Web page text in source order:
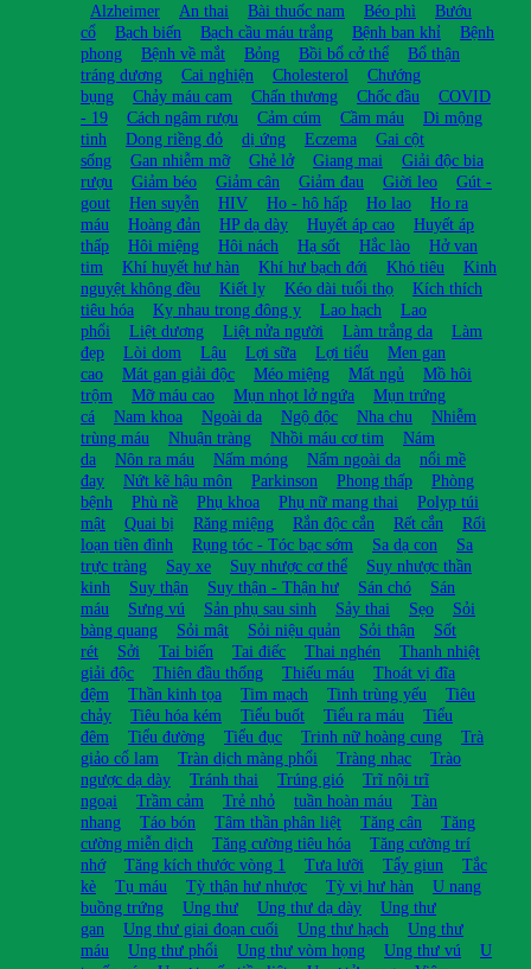
Alzheimer An thai Bài thuốc nam Béo phì
Bướu
cổ
Bạch biến Bạch cầu máu trắng Bệnh ban khỉ
Bệnh
phong
Bệnh về mắt Bỏng Bồi bổ cở thể
Bổ thận
tráng dương
Cai nghiện Cholesterol
Chướng
bụng
Chảy máu cam Chấn thương Chốc đầu
COVID
- 19
Cách ngâm rượu Cảm cúm Cầm máu
Di mộng
tinh
Dong riềng đỏ dị ứng Eczema
Gai cột
sống
Gan nhiễm mỡ Ghẻ lở Giang mai
Giải độc bia
rượu
Giảm béo Giảm cân Giảm đau Giời leo
Gút -
gout
Hen suyễn HIV Ho - hô hấp Ho lao
Ho ra
máu
Hoàng đản HP dạ dày Huyết áp cao
Huyết áp
thấp
Hôi miệng Hôi nách Hạ sốt Hắc lào
Hở van
tim
Khí huyết hư hàn Khí hư bạch đới Khó tiêu
Kinh
nguyệt không đều
Kiết lỵ Kéo dài tuổi thọ
Kích thích
tiêu hóa
Kỵ nhau trong đông y Lao hạch
Lao
phổi
Liệt dương Liệt nửa người Làm trắng da
Làm
đẹp
Lòi dom Lậu Lợi sữa Lợi tiểu
Men gan
cao
Mát gan giải độc Méo miệng Mất ngủ
Mồ hôi
trộm
Mỡ máu cao Mụn nhọt lở ngứa
Mụn trứng
cá
Nam khoa Ngoài da Ngộ độc Nha chu
Nhiễm
trùng máu
Nhuận tràng Nhồi máu cơ tim
Nám
da
Nôn ra máu Nấm móng Nấm ngoài da
nổi mề
đay
Nứt kẽ hậu môn Parkinson Phong thấp
Phòng
bệnh
Phù nề Phụ khoa Phụ nữ mang thai
Polyp túi
mật
Quai bị Răng miệng Rắn độc cắn Rết cắn
Rối
loạn tiền đình
Rụng tóc - Tóc bạc sớm Sa dạ con
Sa
trực tràng
Say xe Suy nhược cơ thể
Suy nhược thần
kinh
Suy thận Suy thận - Thận hư Sán chó
Sán
máu
Sưng vú Sản phụ sau sinh Sảy thai Sẹo
Sỏi
bàng quang
Sỏi mật Sỏi niệu quản Sỏi thận
Sốt
rét
Sởi Tai biến Tai điếc Thai nghén
Thanh nhiệt
giải độc
Thiên đầu thống Thiếu máu
Thoát vị đĩa
đệm
Thần kinh tọa Tim mạch Tinh trùng yếu
Tiêu
chảy
Tiêu hóa kém Tiểu buốt Tiểu ra máu
Tiểu
đêm
Tiểu đường Tiểu đục Trinh nữ hoàng cung
Trà
giảo cổ lam
Tràn dịch màng phổi Tràng nhạc
Trào
ngược dạ dày
Tránh thai Trúng gió
Trĩ nội trĩ
ngoại
Trầm cảm Trẻ nhỏ tuần hoàn máu
Tàn
nhang
Táo bón Tâm thần phân liệt Tăng cân
Tăng
cường miễn dịch
Tăng cường tiêu hóa
Tăng cường trí
nhớ
Tăng kích thước vòng 1 Tưa lưỡi Tẩy giun
Tắc
kè
Tụ máu Tỳ thận hư nhược Tỳ vị hư hàn
U nang
buồng trứng
Ung thư Ung thư dạ dày
Ung thư
gan
Ung thư giai đoạn cuối Ung thư hạch
Ung thư
máu
Ung thư phổi Ung thư vòm họng Ung thư vú
U